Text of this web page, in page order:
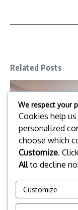
Related Posts
มูส โฮเทล นิมมาน
Nimman)
We respect your
Cookies help
personalized
choose which
Customize.
Allto decline
Customize